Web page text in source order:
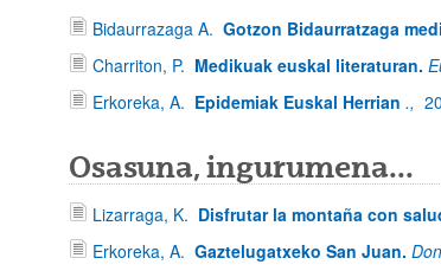
Bidaurrazaga A. Gotzon Bidaurratzaga
Charriton, P. Medikuak euskal literaturan.
Erkoreka, A. Epidemiak Euskal Herrian .,
Osasuna, ingurumena...
Lizarraga, K. Disfrutar la montaña con
Erkoreka, A. Gaztelugatxeko San Juan.